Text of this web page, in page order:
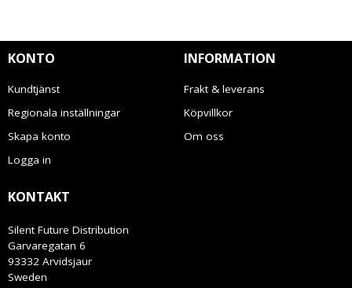
KONTO
Kundtjänst
Regionala inställningar
Skapa konto
Logga in
INFORMATION
Frakt & leverans
Köpvillkor
Om oss
KONTAKT
Silent Future Distribution
Garvaregatan 6
93332 Arvidsjaur
Sweden